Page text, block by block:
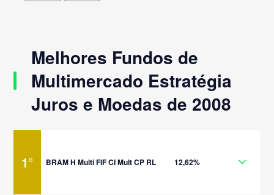
Melhores Fundos de
Multimercado Estratégia
Juros e Moedas de 2008
1° BRAM H Multi FIF CI Mult CP RL 12,62%